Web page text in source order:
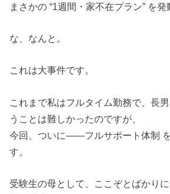
まさかの “1週間・家不在プラン” を発
な、なんと。
これは大事件です。
これまで私はフルタイム勤務で、長
うことは難しかったのですが、
今回、ついに——フルサポート体制
す。
受験生の母として、ここぞとばかり